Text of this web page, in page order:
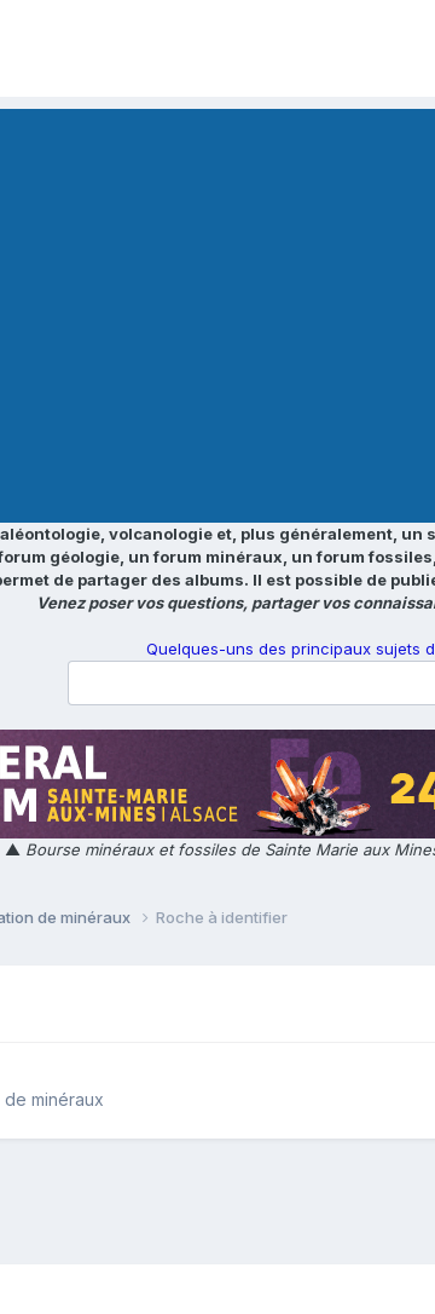
volcanologie et, plus généralement,
géologie, un forum minéraux, un forum
de partager des albums. Il est possible de
Venez poser vos questions, partager vos
Quelques-uns des principaux sujets
▲ Bourse minéraux et fossiles de Sainte Marie aux
de minéraux Roche à identifier
minéraux